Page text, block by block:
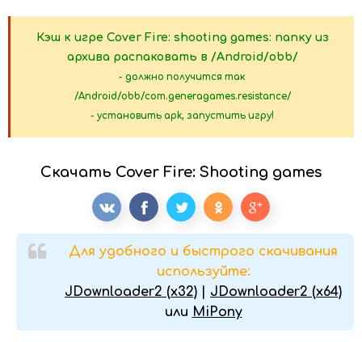
Кэш к игре Cover Fire: shooting games: папку из
архива распаковать в /Android/obb/
- должно получится так
/Android/obb/com.generagames.resistance/
- установить apk, запустить игру!
Скачать Cover Fire: Shooting games
Для удобного и быстрого скачивания
используйте:
JDownloader2 (x32)
JDownloader2 (x64)
или MiPony